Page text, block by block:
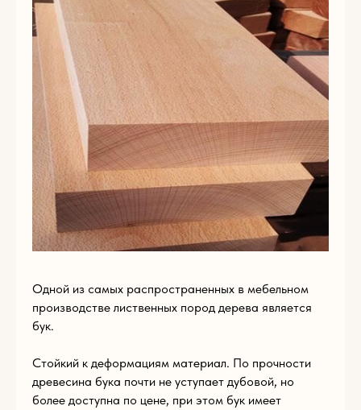
Одной из самых распространенных в мебельном
производстве лиственных пород дерева является
бук.
Стойкий к деформациям материал. По прочности
древесина бука почти не уступает дубовой, но
более доступна по цене, при этом бук имеет
Пишите нампо
любым вопросам